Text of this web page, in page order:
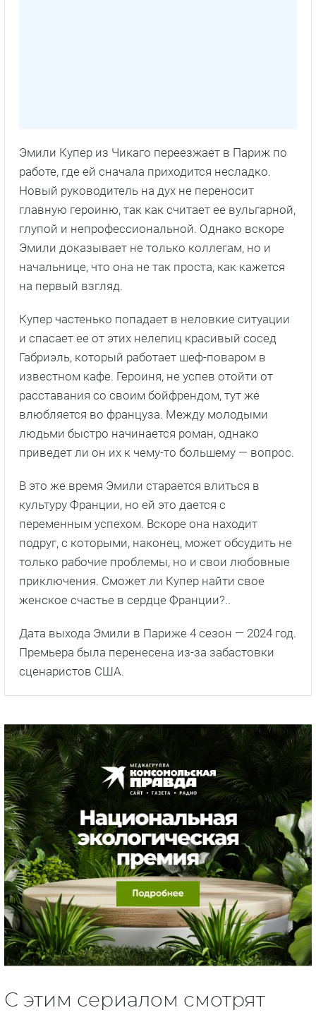
Эмили Купер из Чикаго переезжает в Париж по
работе, где ей сначала приходится несладко.
Новый руководитель на дух не переносит
главную героиню, так как считает ее вульгарной,
глупой и непрофессиональной. Однако вскоре
Эмили доказывает не только коллегам, но и
начальнице, что она не так проста, как кажется
на первый взгляд.
Купер частенько попадает в неловкие ситуации
и спасает ее от этих нелепиц красивый сосед
Габриэль, который работает шеф-поваром в
известном кафе. Героиня, не успев отойти от
расставания со своим бойфрендом, тут же
влюбляется во француза. Между молодыми
людьми быстро начинается роман, однако
приведет ли он их к чему-то большему — вопрос.
В это же время Эмили старается влиться в
культуру Франции, но ей это дается с
переменным успехом. Вскоре она находит
подруг, с которыми, наконец, может обсудить не
только рабочие проблемы, но и свои любовные
приключения. Сможет ли Купер найти свое
женское счастье в сердце Франции?..
Дата выхода Эмили в Париже 4 сезон — 2024 год.
Премьера была перенесена из-за забастовки
сценаристов США.
С этим сериалом смотрят